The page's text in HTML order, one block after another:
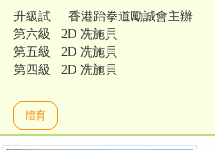
升級試 香港跆拳道勵誠會主辦
第六級 2D 冼施貝
第五級 2D 冼施貝
第四級 2D 冼施貝
體育